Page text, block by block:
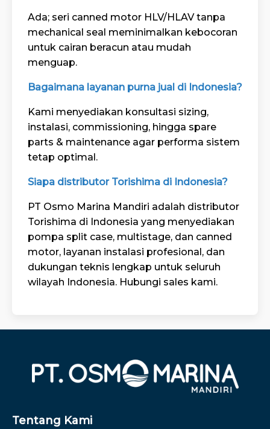
Ada; seri canned motor HLV/HLAV tanpa
mechanical seal meminimalkan kebocoran
untuk cairan beracun atau mudah
menguap.
Bagaimana layanan purna jual di Indonesia?
Kami menyediakan konsultasi sizing,
instalasi, commissioning, hingga spare
parts & maintenance agar performa sistem
tetap optimal.
Siapa distributor Torishima di Indonesia?
PT Osmo Marina Mandiri adalah distributor
Torishima di Indonesia yang menyediakan
pompa split case, multistage, dan canned
motor, layanan instalasi profesional, dan
dukungan teknis lengkap untuk seluruh
wilayah Indonesia. Hubungi sales kami.
Tentang Kami